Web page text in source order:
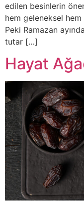
edilen besinlerin
hem geleneksel
Peki Ramazan
tutar […]
Hayat